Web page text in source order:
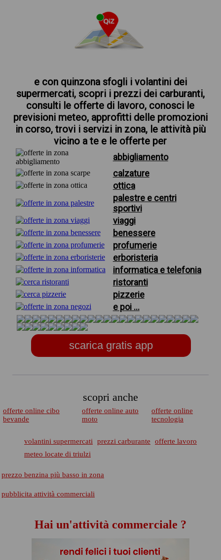
e con quinzona sfogli i volantini dei
supermercati, scopri i prezzi dei carburanti,
consulti le offerte di lavoro, conosci le
previsioni meteo, approfitti delle promozioni
in corso, trovi i servizi in zona, le attività più
vicino a te e le offerte per
abbigliamento
calzature
ottica
palestre e centri
sportivi
viaggi
benessere
profumerie
erboristeria
informatica e telefonia
ristoranti
pizzerie
e poi ...
scarica gratis app
scopri anche
offerte online cibo
bevande
offerte online auto
moto
offerte online
tecnologia
volantini supermercati prezzi carburante
offerte lavoro
meteo locate di triulzi
prezzo benzina più basso in zona
pubblicita attività commerciali
Hai un'attività commerciale ?